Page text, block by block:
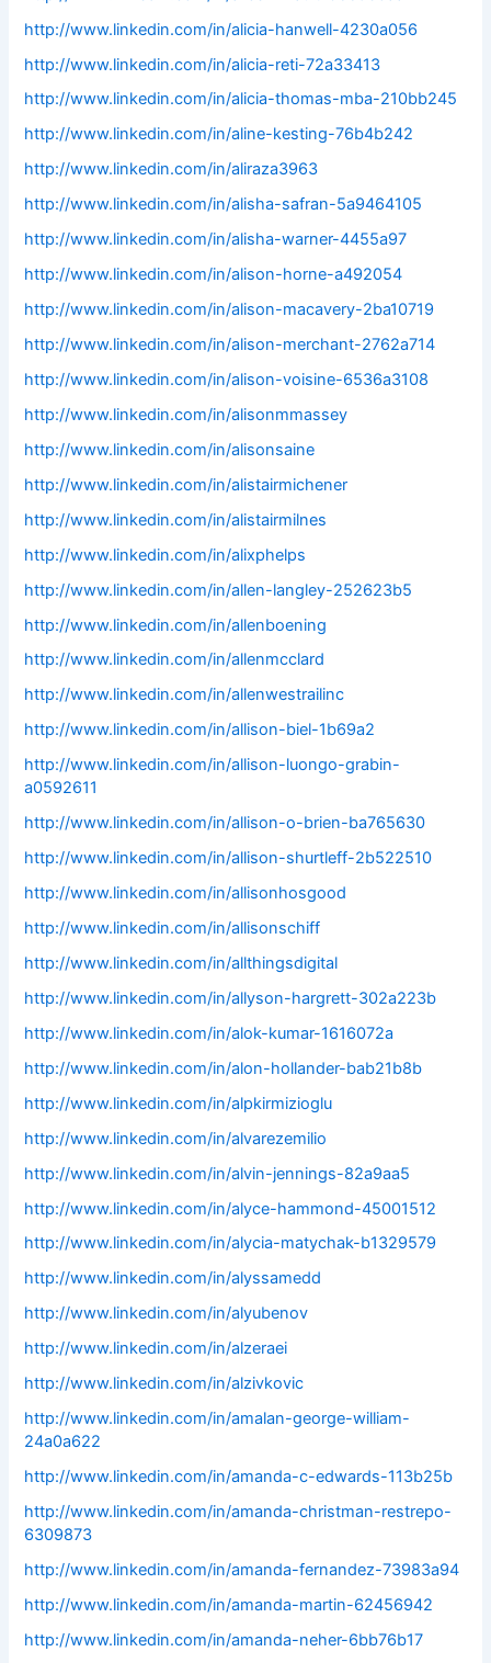
http://www.linkedin.com/in/alicia-hanwell-4230a056
http://www.linkedin.com/in/alicia-reti-72a33413
http://www.linkedin.com/in/alicia-thomas-mba-210bb245
http://www.linkedin.com/in/aline-kesting-76b4b242
http://www.linkedin.com/in/aliraza3963
http://www.linkedin.com/in/alisha-safran-5a9464105
http://www.linkedin.com/in/alisha-warner-4455a97
http://www.linkedin.com/in/alison-horne-a492054
http://www.linkedin.com/in/alison-macavery-2ba10719
http://www.linkedin.com/in/alison-merchant-2762a714
http://www.linkedin.com/in/alison-voisine-6536a3108
http://www.linkedin.com/in/alisonmmassey
http://www.linkedin.com/in/alisonsaine
http://www.linkedin.com/in/alistairmichener
http://www.linkedin.com/in/alistairmilnes
http://www.linkedin.com/in/alixphelps
http://www.linkedin.com/in/allen-langley-252623b5
http://www.linkedin.com/in/allenboening
http://www.linkedin.com/in/allenmcclard
http://www.linkedin.com/in/allenwestrailinc
http://www.linkedin.com/in/allison-biel-1b69a2
http://www.linkedin.com/in/allison-luongo-grabin-
a0592611
http://www.linkedin.com/in/allison-o-brien-ba765630
http://www.linkedin.com/in/allison-shurtleff-2b522510
http://www.linkedin.com/in/allisonhosgood
http://www.linkedin.com/in/allisonschiff
http://www.linkedin.com/in/allthingsdigital
http://www.linkedin.com/in/allyson-hargrett-302a223b
http://www.linkedin.com/in/alok-kumar-1616072a
http://www.linkedin.com/in/alon-hollander-bab21b8b
http://www.linkedin.com/in/alpkirmizioglu
http://www.linkedin.com/in/alvarezemilio
http://www.linkedin.com/in/alvin-jennings-82a9aa5
http://www.linkedin.com/in/alyce-hammond-45001512
http://www.linkedin.com/in/alycia-matychak-b1329579
http://www.linkedin.com/in/alyssamedd
http://www.linkedin.com/in/alyubenov
http://www.linkedin.com/in/alzeraei
http://www.linkedin.com/in/alzivkovic
http://www.linkedin.com/in/amalan-george-william-
24a0a622
http://www.linkedin.com/in/amanda-c-edwards-113b25b
http://www.linkedin.com/in/amanda-christman-restrepo-
6309873
http://www.linkedin.com/in/amanda-fernandez-73983a94
http://www.linkedin.com/in/amanda-martin-62456942
http://www.linkedin.com/in/amanda-neher-6bb76b17